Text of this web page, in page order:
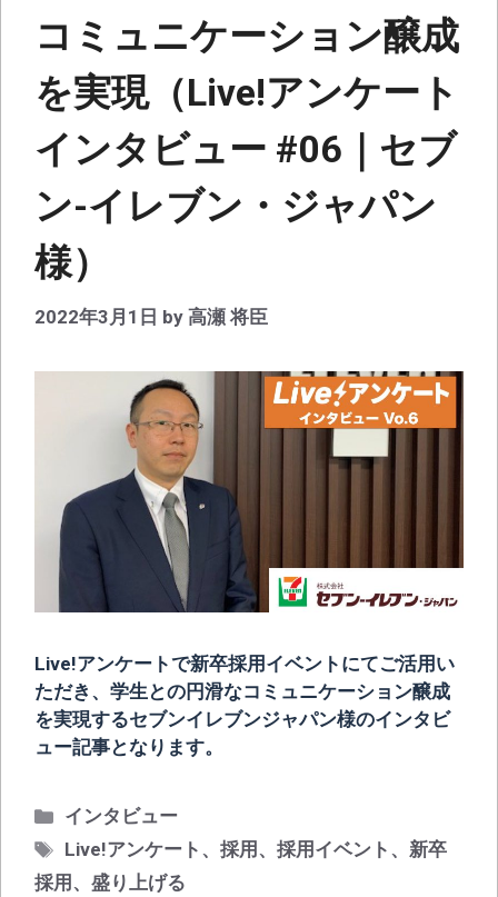
コミュニケーション醸成
を実現（Live!アンケート
インタビュー #06｜セブ
ン-イレブン・ジャパン
様）
2022年3月1日 by 高瀬 将臣
Live!アンケートで新卒採用イベントにてご活用い
ただき、学生との円滑なコミュニケーション醸成
を実現するセブンイレブンジャパン様のインタビ
ュー記事となります。
カ
テ
インタビュー
タ
グ
Live!アンケート 、採用 、採用イベント 、新卒
採用 、 盛り上げる